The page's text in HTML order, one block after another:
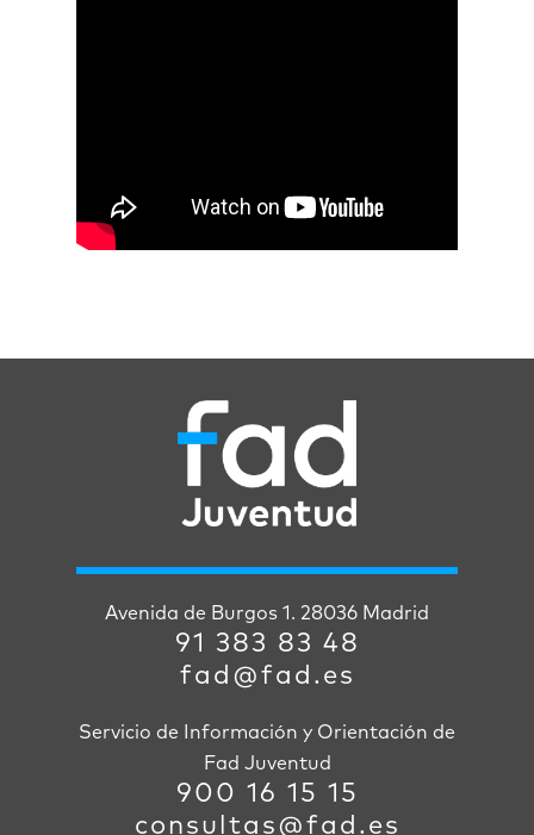
Avenida de Burgos 1. 28036 Madrid
91 383 83 48
fad@fad.es
Servicio de Información y Orientación de
Fad Juventud
900 16 15 15
consultas@fad.es